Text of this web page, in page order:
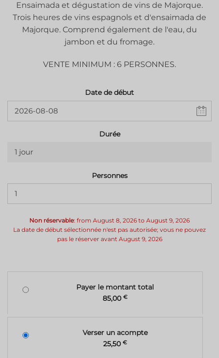
Ensaimada et dégustation de vins de Majorque.
Trois heures de vins espagnols et d'ensaimada de
Majorque. Comprend également de l'eau, du
jambon et du fromage.
VENTE MINIMUM : 6 PERSONNES.
Date de début
Durée
1 jour
Personnes
Non réservable: from August 8, 2026 to August 9, 2026
La date de début sélectionnée n'est pas autorisée; vous ne pouvez
pas le réserver avant August 9, 2026
Payer le montant total
85,00 €
Verser un acompte
25,50 €